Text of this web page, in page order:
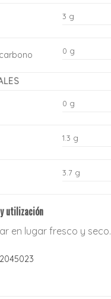
3 g
0 g
0 g
1.3 g
3.7 g
utilización
en lugar fresco y seco.